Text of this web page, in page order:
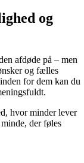
og
afdøde på – men
og fælles
for dem kan du
hvor minder lever
der føles